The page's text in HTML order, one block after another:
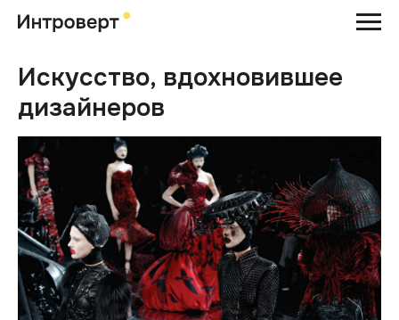
Искусство, вдохновившее
дизайнеров